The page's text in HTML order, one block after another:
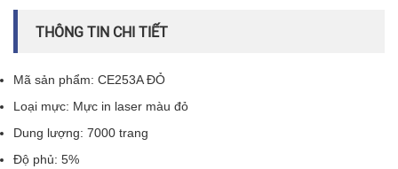
THÔNG TIN CHI TIẾT
Mã sản phẩm: CE253A ĐỎ
Loại mực: Mực in laser màu đỏ
Dung lượng: 7000 trang
Độ phủ: 5%